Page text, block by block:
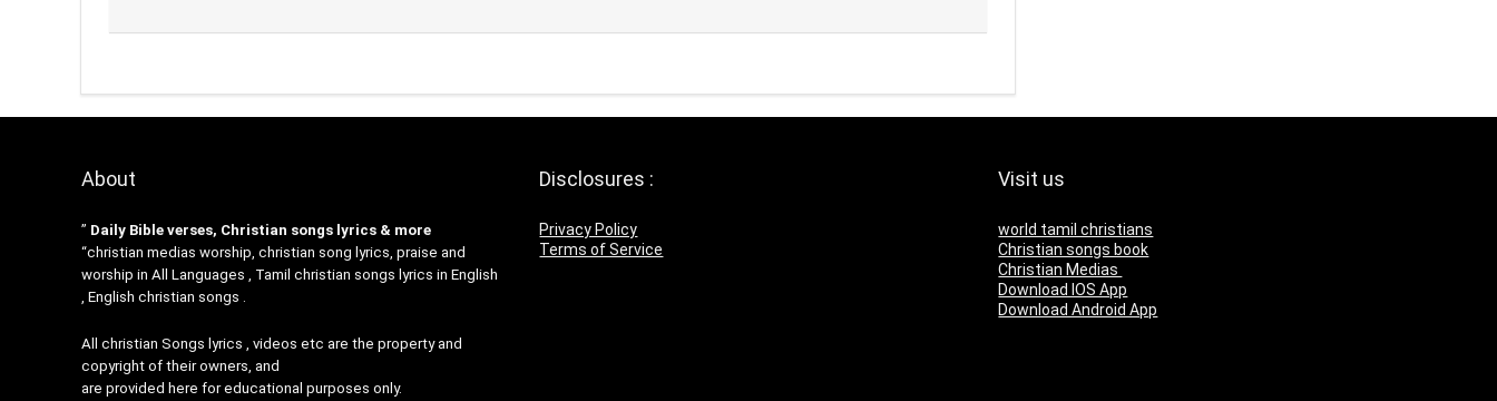
About
” Daily Bible verses, Christian songs lyrics & more
“christian medias worship, christian song lyrics, praise and
worship in All Languages , Tamil christian songs lyrics in English
, English christian songs .
All christian Songs lyrics , videos etc are the property and
copyright of their owners, and
are provided here for educational purposes only.
Disclosures :
Privacy Policy
Terms of Service
Visit us
world tamil christians
Christian songs book
Christian Medias
Download IOS App
Download Android App